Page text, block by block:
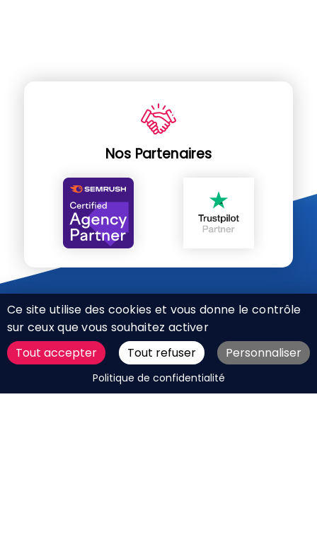
DEMANDER UN DEVIS
Nos Partenaires
CHARTE RÉSEAUX SOCIAUX
MENTIONS LÉGALES
Ce site utilise des cookies et vous donne le contrôle
sur ceux que vous souhaitez activer
Tout accepter
Tout refuser Personnaliser
Politique de confidentialité